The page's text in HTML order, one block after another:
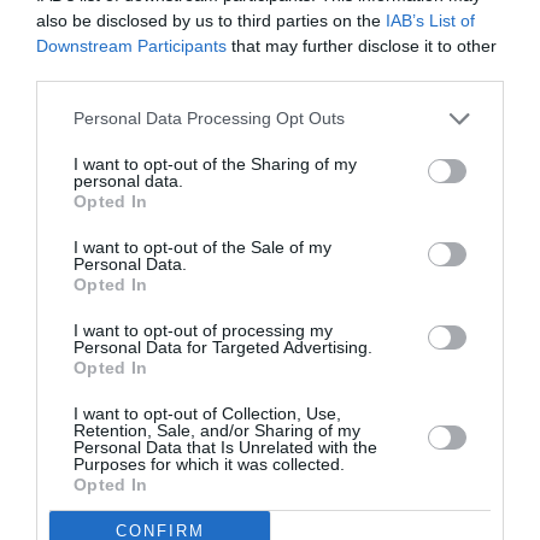
also be disclosed by us to third parties on the IAB’s List of
Downstream Participants that may further disclose it to other
Personal Data Processing Opt Outs
I want to opt-out of the Sharing of my
personal data.
Opted In
I want to opt-out of the Sale of my
Personal Data.
Opted In
I want to opt-out of processing my
Personal Data for Targeted Advertising.
Opted In
I want to opt-out of Collection, Use,
Retention, Sale, and/or Sharing of my
Personal Data that Is Unrelated with the
Purposes for which it was collected.
Opted In
CONFIRM
cele sexuale, erau adesea legate de nevoile lor
masa și băile.
Investigațiile au început în ianuarie după moartea, la
spitalul Bazzano, a unui oaspete de 83 de ani în casa-
familie. Conducerea spitalului a alertat carabinierii,
raportând răni suspecte pe corpul persoanei în
Carabinierii NAS. «Nu bănuiam nimic – a spus el
pentru ANSA – tatăl meu mi-a spus că l-au tratat
urât, dar suferea de demență senilă și eu nu am dat
greutate la ceea ce a spus, din păcate. Numai în
camera de urgență mi-au spus că a fost legat de
mult timp de picioare și brațe ».